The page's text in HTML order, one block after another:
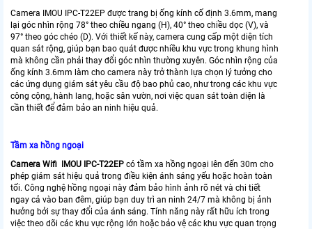
Camera IMOU IPC-T22EP được trang bị ống kính cố định 3.6mm, mang
lại góc nhìn rộng 78° theo chiều ngang (H), 40° theo chiều dọc (V), và
97° theo góc chéo (D). Với thiết kế này, camera cung cấp một diện tích
quan sát rộng, giúp bạn bao quát được nhiều khu vực trong khung hình
mà không cần phải thay đổi góc nhìn thường xuyên. Góc nhìn rộng của
ống kính 3.6mm làm cho camera này trở thành lựa chọn lý tưởng cho
các ứng dụng giám sát yêu cầu độ bao phủ cao, như trong các khu vực
công cộng, hành lang, hoặc sân vườn, nơi việc quan sát toàn diện là
cần thiết để đảm bảo an ninh hiệu quả.
Tầm xa hồng ngoại
Camera Wifi IMOU IPC-T22EP có tầm xa hồng ngoại lên đến 30m cho
phép giám sát hiệu quả trong điều kiện ánh sáng yếu hoặc hoàn toàn
tối. Công nghệ hồng ngoại này đảm bảo hình ảnh rõ nét và chi tiết
ngay cả vào ban đêm, giúp bạn duy trì an ninh 24/7 mà không bị ảnh
hưởng bởi sự thay đổi của ánh sáng. Tính năng này rất hữu ích trong
việc theo dõi các khu vực rộng lớn hoặc bảo vệ các khu vực quan trọng